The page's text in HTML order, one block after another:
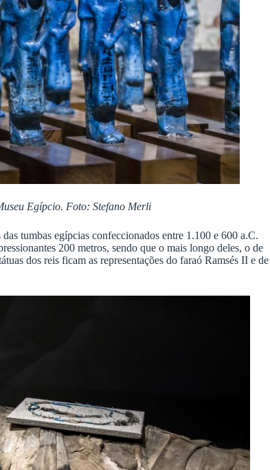
Egípcio. Foto: Stefano Merli
tumbas egípcias confeccionados entre 1.100 e 600 a.C.
200 metros, sendo que o mais longo deles, o de
dos reis ficam as representações do faraó Ramsés II e de